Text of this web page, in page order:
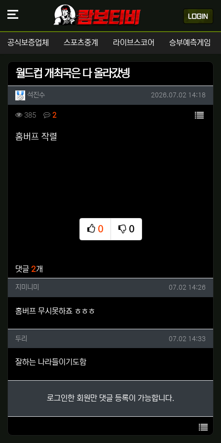
공식보증업체 스포츠중계 라이브스코어 승부예측게임
월드컵 개최국은 다 올라갔넹
작성자 정보
석진수작성 작성일
2026.07.02 14:18
컨텐츠 정보
385조회 2댓글 목록
본문
홈버프 작렬
0
추천
0
비추천
댓글 2개
지미니미님의 댓글
지미니미 작성일
07.02 14:26
홈버프 무시못하죠 ㅎㅎㅎ
두리님의 댓글
두리 작성일
07.02 14:33
잘하는 나라들이기도함
로그인한 회원만 댓글 등록이 가능합니다.
목록